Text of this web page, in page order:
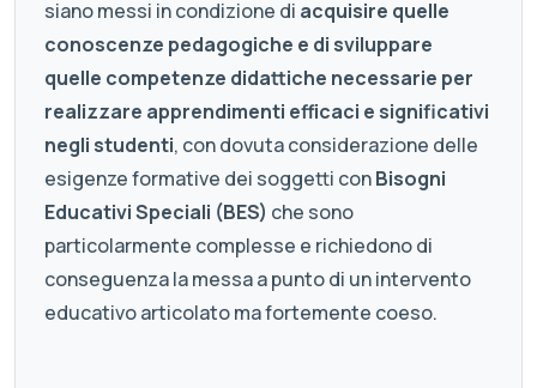
siano messi in condizione di acquisire quelle
conoscenze pedagogiche e di sviluppare
quelle competenze didattiche necessarie per
realizzare apprendimenti efficaci e significativi
negli studenti, con dovuta considerazione delle
esigenze formative dei soggetti conBisogni
Educativi Speciali (BES) che sono
particolarmente complesse e richiedono di
conseguenza la messa a punto di un intervento
educativo articolato ma fortemente coeso.